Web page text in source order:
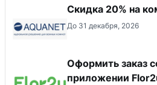
Скидка 20% на
До 31 декабря, 2026
Оформить заказ
приложении